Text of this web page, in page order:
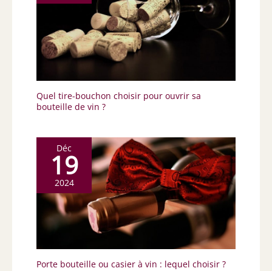
Quel tire-bouchon choisir pour ouvrir sa
bouteille de vin ?
Déc
19
2024
Porte bouteille ou casier à vin : lequel choisir ?